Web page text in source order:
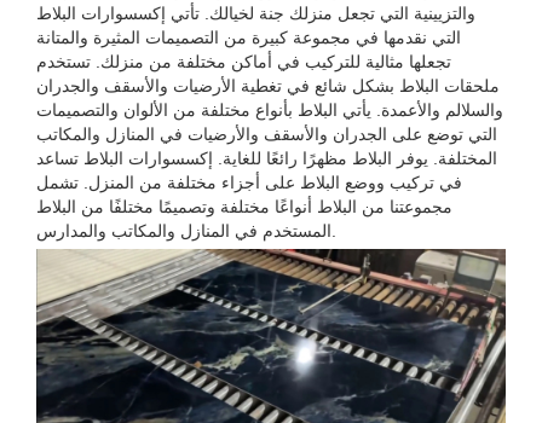
والتزيينية التي تجعل منزلك جنة لخيالك. تأتي إكسسوارات البلاط
التي نقدمها في مجموعة كبيرة من التصميمات المثيرة والمتانة
تجعلها مثالية للتركيب في أماكن مختلفة من منزلك. تستخدم
ملحقات البلاط بشكل شائع في تغطية الأرضيات والأسقف والجدران
والسلالم والأعمدة. يأتي البلاط بأنواع مختلفة من الألوان والتصميمات
التي توضع على الجدران والأسقف والأرضيات في المنازل والمكاتب
المختلفة. يوفر البلاط مظهرًا رائعًا للغاية. إكسسوارات البلاط تساعد
في تركيب ووضع البلاط على أجزاء مختلفة من المنزل. تشمل
مجموعتنا من البلاط أنواعًا مختلفة وتصميمًا مختلفًا من البلاط